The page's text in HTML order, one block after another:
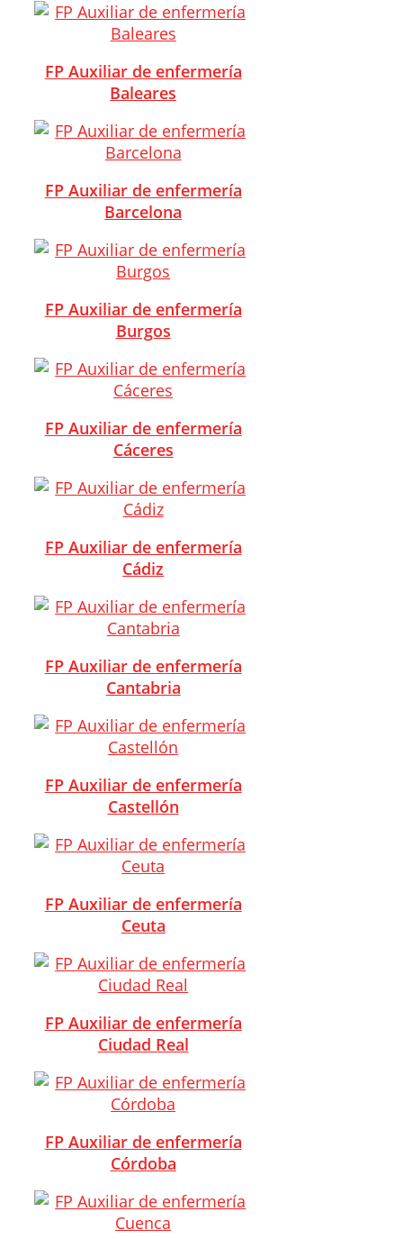
FP Auxiliar de enfermería
Baleares
FP Auxiliar de enfermería
Barcelona
FP Auxiliar de enfermería
Burgos
FP Auxiliar de enfermería
Cáceres
FP Auxiliar de enfermería
Cádiz
FP Auxiliar de enfermería
Cantabria
FP Auxiliar de enfermería
Castellón
FP Auxiliar de enfermería
Ceuta
FP Auxiliar de enfermería
Ciudad Real
FP Auxiliar de enfermería
Córdoba